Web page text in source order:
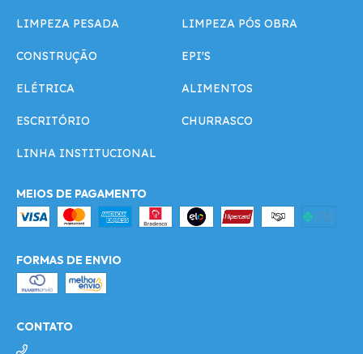
LIMPEZA PESADA LIMPEZA PÓS OBRA
CONSTRUÇÃO EPI'S
ELÉTRICA ALIMENTOS
ESCRITÓRIO CHURRASCO
LINHA INSTITUCIONAL
MEIOS DE PAGAMENTO
FORMAS DE ENVIO
CONTATO